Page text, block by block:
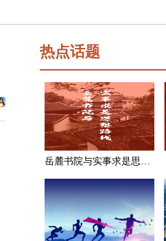
热点话题
岳麓书院与实事求是思想路线